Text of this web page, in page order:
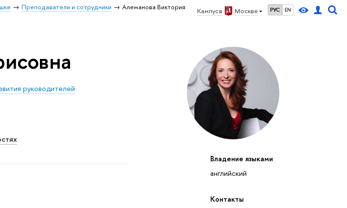
Кампус в Москве РУС EN
Преподаватели и сотрудники
Алеманова Виктория
Владение языками
английский
Контакты
руководителей